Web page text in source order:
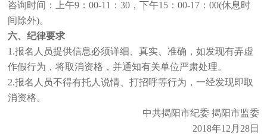
咨询时间：上午9：00-11：30，下午15：00-17：00(休息时
间除外)。
六、纪律要求
1.报名人员提供信息必须详细、真实、准确，如发现有弄虚
作假行为，将取消资格，并通知有关单位严肃处理。
2.报名人员不得有托人说情、打招呼等行为，一经发现即取
消资格。
中共揭阳市纪委 揭阳市监委
2018年12月28日